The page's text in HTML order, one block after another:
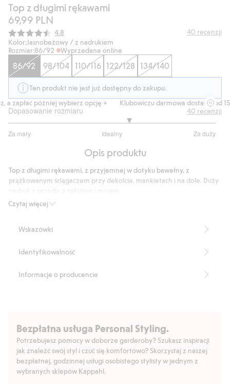
Top z długimi rękawami
69,99 PLN
Średnia ocena:
4.8 40 recenzji
Kolor:Jasnobeżowy / z nadrukiem
Rozmiar:86/92 Wyprzedane online
86/92 98/104 110/116 122/128 134/140
Ten produkt nie jest już dostępny do zakupu.
zapłać później wybierz opcję +
Klubowiczu darmowa dostawa od 150
Dopasowanie rozmiaru
Za mały Idealny Za duży
na
31
głosów
40 recenzji
Opis produktu
Czytaj więcej
Top z długimi rękawami, z przyjemnej w dotyku bawełny, z
prążkowanym ściągaczem przy dekolcie, mankietach i na dole. Duży
Numer artykułu
Wskazówki
Identyfikowalność
Informacje o producencie
Bezpłatna usługa Personal Styling.
Potrzebujesz pomocy w doborze garderoby? Szukasz inspiracji
jak znaleźć swój styl i czuć się komfortowo? Skorzystaj z naszej
bezpłatnej, godzinnej usługi osobistego stylisty w jednym z
wybranych sklepów Kappahl.